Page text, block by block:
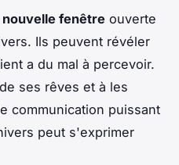
nouvelle fenêtre ouverte
Ils peuvent révéler
a du mal à percevoir.
ses rêves et à les
communication puissant
peut s'exprimer